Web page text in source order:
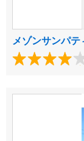
メゾンサンパテ